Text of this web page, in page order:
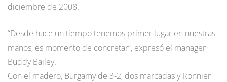
diciembre de 2008.
“Desde hace un tiempo tenemos primer lugar en nuestras
manos, es momento de concretar”, expresó el manager
Buddy Bailey.
Con el madero, Burgamy de 3-2, dos marcadas y Ronnier